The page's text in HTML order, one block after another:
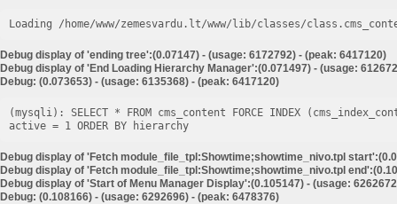
Loading /home/www/zemesvardu.lt/www/lib/classes/
Debug display of 'ending tree':(0.07147) - (usage: 6172792) - (peak: 6417120)
Debug display of 'End Loading Hierarchy Manager':(0.071497) - (usage:
Debug: (0.073653) - (usage: 6135368) - (peak: 6417120)
(mysqli): SELECT * FROM cms_content FORCE INDEX
Debug display of 'Fetch module_file_tpl:Showtime;showtime_nivo.tpl
Debug display of 'Fetch module_file_tpl:Showtime;showtime_nivo.tpl
Debug display of 'Start of Menu Manager Display':(0.105147) - (usage:
Debug: (0.108166) - (usage: 6292696) - (peak: 6478376)